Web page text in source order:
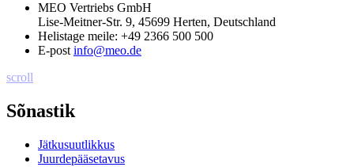
MEO Vertriebs GmbH
Lise-Meitner-Str. 9, 45699 Herten, Deutschland
Helistage meile: +49 2366 500 500
E-post info@meo.de
scroll
Sõnastik
Jätkusuutlikkus
Juurdepääsetavus